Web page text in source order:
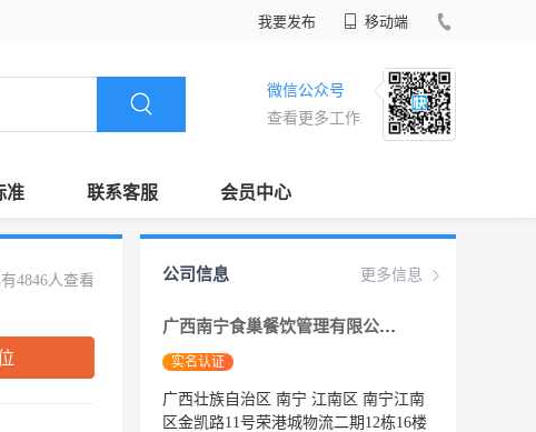
我要发布 移动端
微信公众号
查看更多工作
准 联系客服 会员中心
4846人查看 更多信息
公司信息
广西南宁食巢餐饮管理有限公司
实名认证
广西壮族自治区 南宁 江南区 南宁江南
区金凯路11号荣港城物流二期12栋16楼